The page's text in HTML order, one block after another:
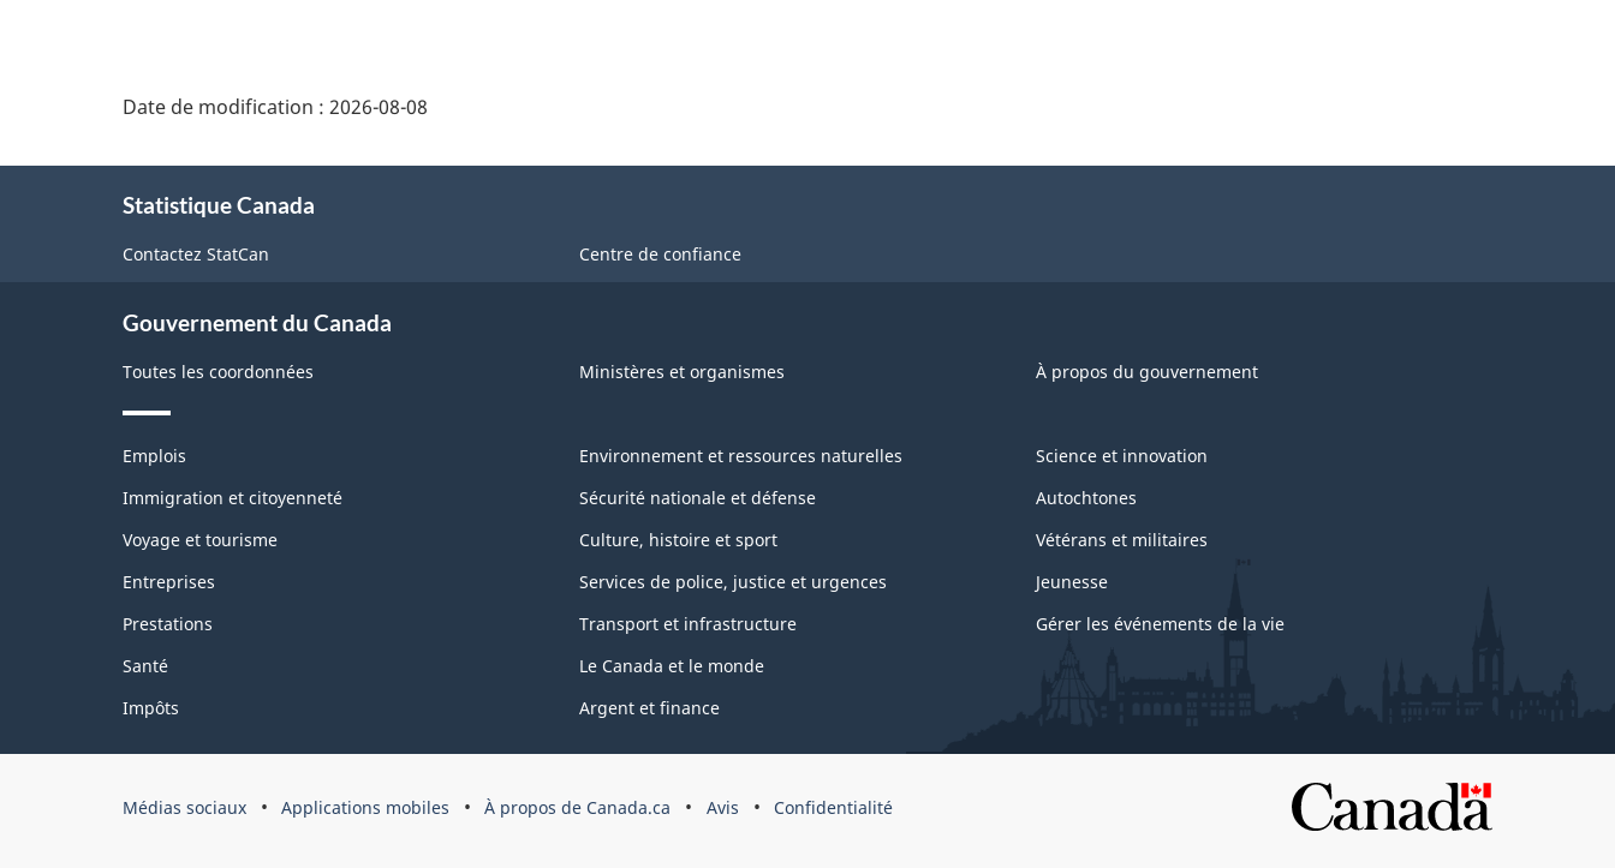
Date de modification : 2026-08-08
Statistique Canada
Contactez StatCan Centre de confiance
Gouvernement du Canada
Toutes les coordonnées Ministères et organismes À propos du gouvernement
Thèmes
sujets
Emplois
Immigration et citoyenneté
Voyage et tourisme
Entreprises
Prestations
Santé
Impôts
Environnement et ressources naturelles
Sécurité nationale et défense
Culture, histoire et sport
Services de police, justice et urgences
Transport et infrastructure
Le Canada et le monde
Argent et finance
Science et innovation
Autochtones
Vétérans et militaires
Jeunesse
Gérer les événements de la vie
Organisation
Médias sociaux Applications mobiles À propos de Canada.ca Avis Confidentialité